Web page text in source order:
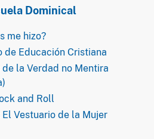
Dominical
me hizo?
de Educación Cristiana
la Verdad no Mentira
and Roll
Vestuario de la Mujer